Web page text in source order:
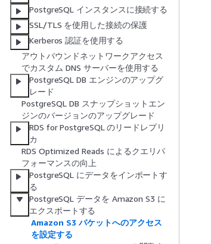
PostgreSQL インスタンスに接続する
SSL/TLS を使用した接続の保護
Kerberos 認証を使用する
アウトバウンドネットワークアクセス
でカスタム DNS サーバーを使用する
PostgreSQL DB エンジンのアップグ
レード
PostgreSQL DB スナップショットエン
ジンのバージョンのアップグレード
RDS for PostgreSQL のリードレプリ
カ
RDS Optimized Reads によるクエリパ
フォーマンスの向上
PostgreSQL にデータをインポートす
る
PostgreSQL データを Amazon S3 に
エクスポートする
Amazon S3 バケットへのアクセス
を設定する